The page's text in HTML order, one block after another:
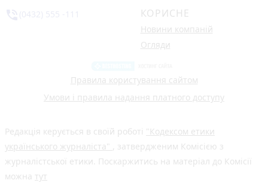
КОРИСНЕ
Новини компаній
Огляди
Правила користування сайтом
Умови і правила надання платного доступу
Редакція керується в своїй роботі "Кодексом етики
українського журналіста" , затвердженим Комісією з
журналістської етики. Поскаржитись на матеріал до Комісії
можна тут